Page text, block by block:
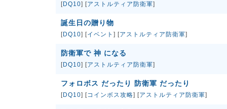
[DQ10] [アストルティア防衛軍]
誕生日の贈り物
[DQ10] [イベント ] [アストルティア防衛軍]
防衛軍で 神 になる
[DQ10] [アストルティア防衛軍]
フォロボス だったり 防衛軍 だったり
[DQ10] [コインボス攻略] [アストルティア防衛軍]